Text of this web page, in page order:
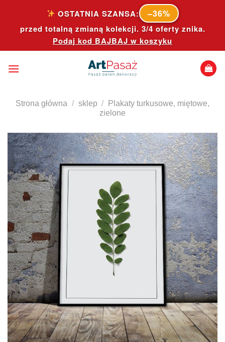
content
OSTATNIA SZANSA: –36%
przed totalną zmianą kolekcji. 3/4 oferty znika.
Podaj kod BAJBAJ w koszyku
Strona główna / sklep /
Plakaty turkusowe, miętowe,
zielone